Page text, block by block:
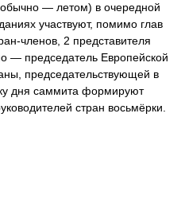
— летом) в очередной
участвуют, помимо глав
членов, 2 представителя
— председатель Европейской
председательствующей в
дня саммита формируют
стран восьмёрки.